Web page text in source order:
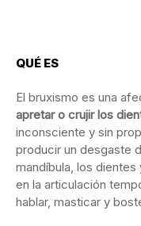
QUÉ ES
El bruxismo es una
apretar o crujir los
inconsciente y sin
producir un desgaste
mandíbula, los
en la articulación
hablar, masticar y